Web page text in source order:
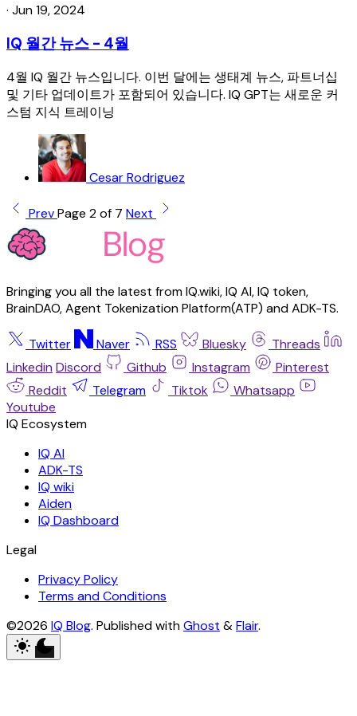
· Jun 19, 2024
IQ 월간 뉴스 - 4월
4월 IQ 월간 뉴스입니다. 이번 달에는 생태계 뉴스, 파트너십
및 기타 업데이트가 포함되어 있습니다. IQ GPT는 새로운 커
스텀 지식 트레이닝
Cesar Rodriguez
PrevPage 2 of 7 Next
Bringing you all the latest from IQ.wiki, IQ AI, IQ token,
BrainDAO, Agent Tokenization Platform(ATP) and ADK-TS.
Twitter Naver RSS Bluesky
Threads
Linkedin Discord Github Instagram
Pinterest
Reddit
Telegram Tiktok
Whatsapp
Youtube
IQ AI
ADK-TS
IQ wiki
Aiden
IQ Dashboard
Legal
Privacy Policy
Terms and Conditions
©2026 IQ Blog. Published withGhost &Flair.